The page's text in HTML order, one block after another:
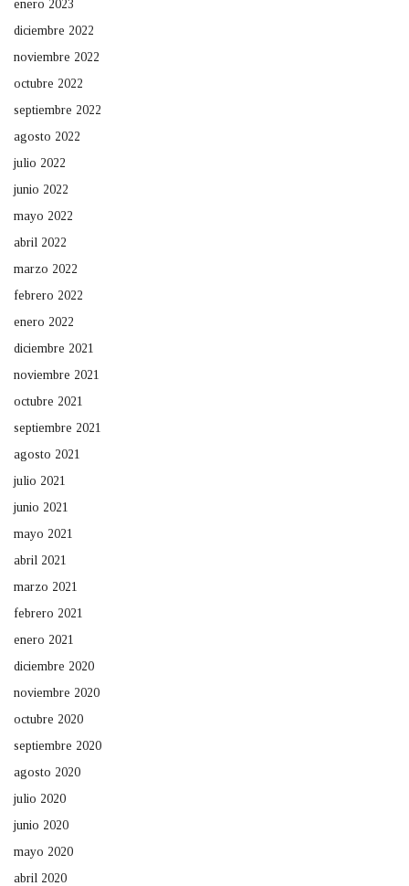
enero 2023
diciembre 2022
noviembre 2022
octubre 2022
septiembre 2022
agosto 2022
julio 2022
junio 2022
mayo 2022
abril 2022
marzo 2022
febrero 2022
enero 2022
diciembre 2021
noviembre 2021
octubre 2021
septiembre 2021
agosto 2021
julio 2021
junio 2021
mayo 2021
abril 2021
marzo 2021
febrero 2021
enero 2021
diciembre 2020
noviembre 2020
octubre 2020
septiembre 2020
agosto 2020
julio 2020
junio 2020
mayo 2020
abril 2020